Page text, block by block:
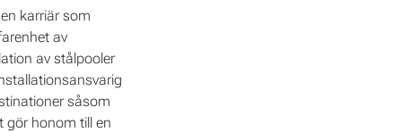
karriär som
av
av stålpooler
såsom
gör honom till en